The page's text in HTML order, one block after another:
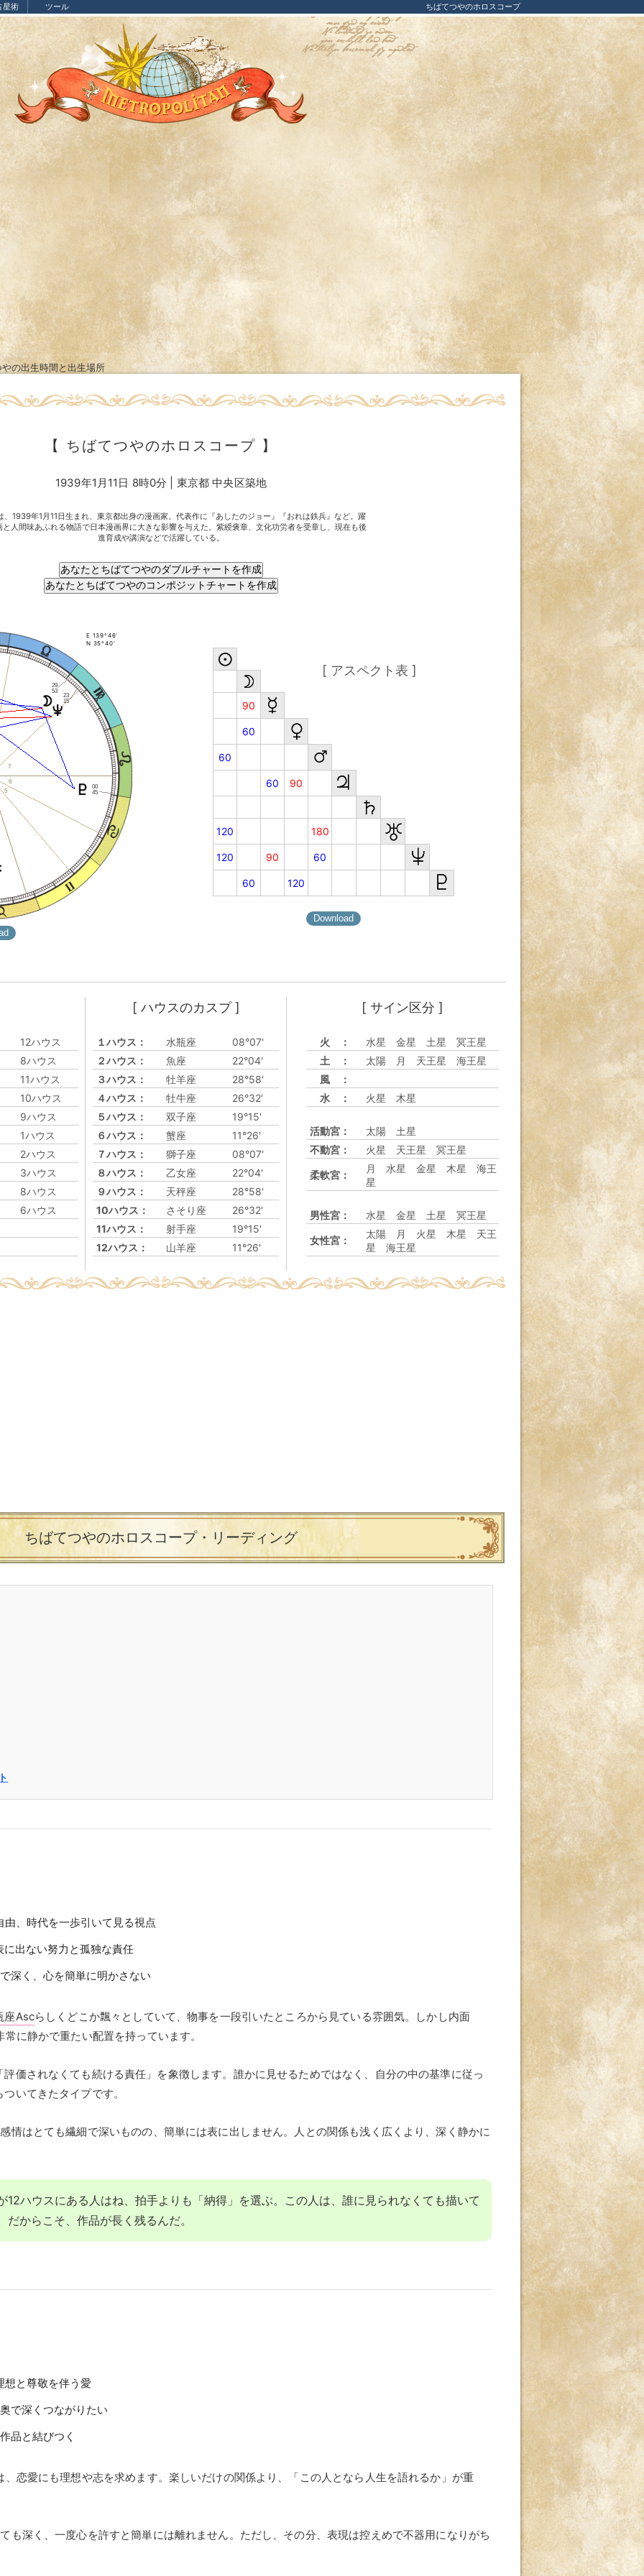
星術 ツール ちばてつやのホロスコープ
の出生時間と出生場所
【 ちばてつやのホロスコープ 】
1939年1月11日 8時0分 | 東京都 中央区築地
、1939年1月11日生まれ、東京都出身の漫画家。代表作に『あしたのジョー』『おれは鉄兵』など。躍
と人間味あふれる物語で日本漫画界に大きな影響を与えた。紫綬褒章、文化功労者を受章し、現在も後
進育成や講演などで活躍している。
E 139°46'
N 35°40'
5
6
7
29
53
23
15
00
45
[ アスペクト表 ]
90
60
60
60 90
120 180
120 90 60
60 120
12ハウス
8ハウス
11ハウス
10ハウス
9ハウス
1ハウス
2ハウス
3ハウス
8ハウス
6ハウス
[ ハウスのカスプ ]
１ハウス： 水瓶座
08°07'
２ハウス：
魚座
22°04'
３ハウス：
牡羊座
28°58'
４ハウス：
牡牛座
26°32'
５ハウス：
双子座
19°15'
６ハウス：
蟹座
11°26'
７ハウス：
獅子座
08°07'
８ハウス：
乙女座
22°04'
９ハウス：
天秤座
28°58'
10ハウス：
さそり座
26°32'
11ハウス：
射手座
19°15'
12ハウス：
山羊座 11°26'
[ サイン区分 ]
火 ：
水星 金星 土星 冥王星
土 ：
太陽 月 天王星 海王星
風 ：
水 ：
火星 木星
活動宮：
太陽 土星
不動宮：
火星 天王星 冥王星
柔軟宮：
月 水星 金星 木星 海王
星
男性宮： 水星 金星 土星 冥王星
女性宮：
太陽 月 火星 木星 天王
星 海王星
ちばてつやのホロスコープ・リーディング
、時代を一歩引いて見る視点
出ない努力と孤独な責任
深く、心を簡単に明かさない
座Ascらしくどこか飄々としていて、物事を一段引いたところから見ている雰囲気。しかし内面
常に静かで重たい配置を持っています。
価されなくても続ける責任」を象徴します。誰かに見せるためではなく、自分の中の基準に従っ
いてきたタイプです。
情はとても繊細で深いものの、簡単には表に出しません。人との関係も浅く広くより、深く静かに
12ハウスにある人はね、拍手よりも「納得」を選ぶ。この人は、誰に見られなくても描いて
だからこそ、作品が長く残るんだ。
と尊敬を伴う愛
で深くつながりたい
品と結びつく
、恋愛にも理想や志を求めます。楽しいだけの関係より、「この人となら人生を語れるか」が重
も深く、一度心を許すと簡単には離れません。ただし、その分、表現は控えめで不器用になりがち